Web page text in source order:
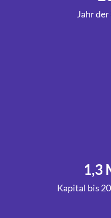
Jahr
1,3
Kapital bis